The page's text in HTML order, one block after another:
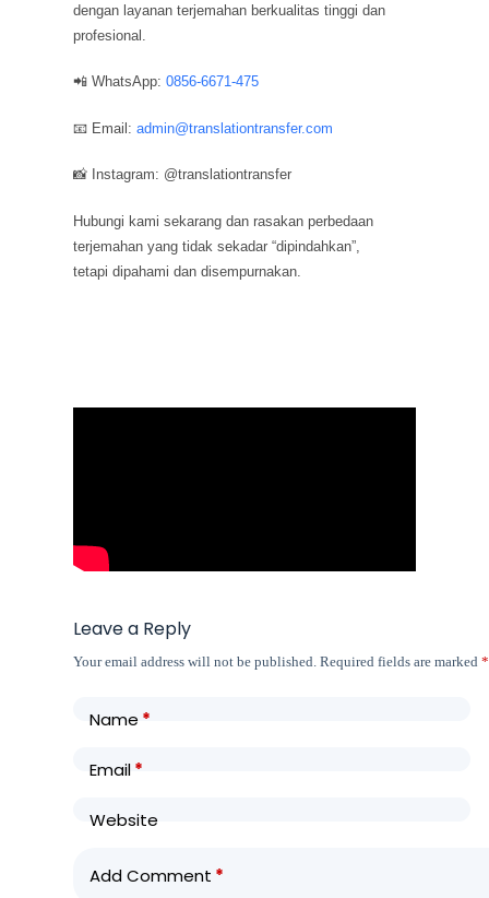
dengan layanan terjemahan berkualitas tinggi dan
profesional.
📲 WhatsApp:0856-6671-475
📧 Email:admin@translationtransfer.com
📸 Instagram: @translationtransfer
Hubungi kami sekarang dan rasakan perbedaan
terjemahan yang tidak sekadar “dipindahkan”,
tetapi dipahami dan disempurnakan.
Leave a Reply
Your email address will not be published. Required fields are marked*
Name*
Email*
Website
Add Comment *